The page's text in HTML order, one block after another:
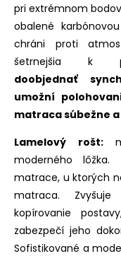
pri extrémnom
obalené
chráni proti
šetrnejšia k
doobjednať
umožní
matraca súbežne
Lamelový rošt:
moderného
matrace, u ktorých
matraca.
kopírovanie
zabezpečí jeho
Sofistikované a